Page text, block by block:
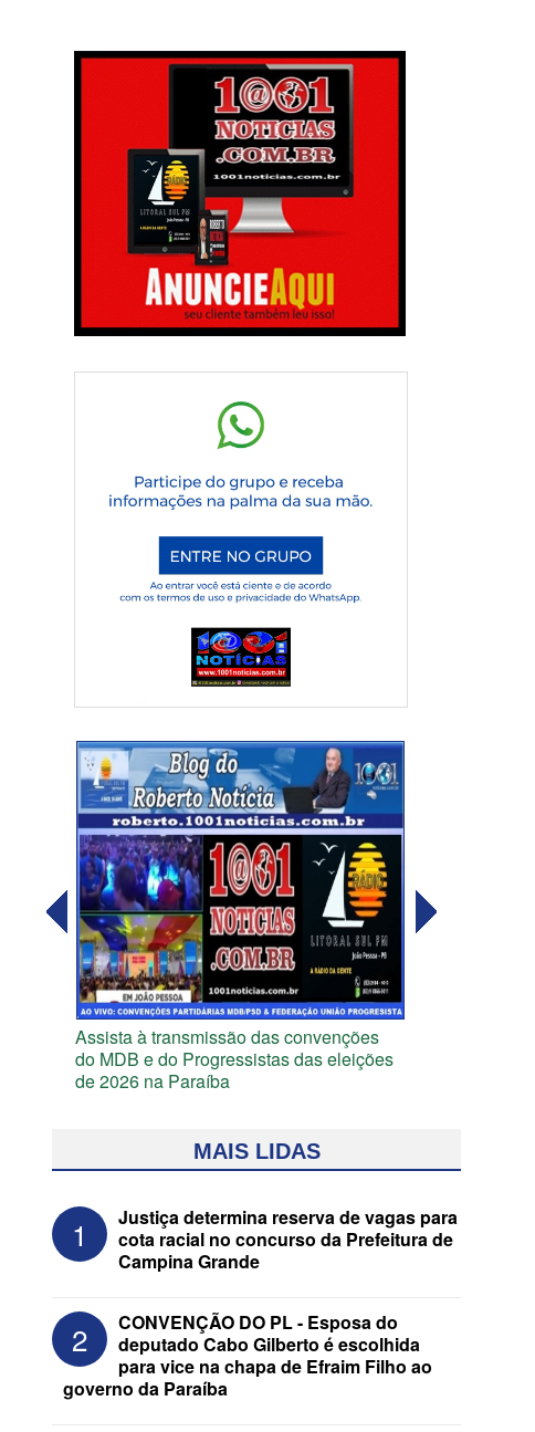
Assista à transmissão das convenções
do MDB e do Progressistas das eleições
de 2026 na Paraíba
Federação Brasil da Esperança decide
MAIS LIDAS
1
Justiça determina reserva de vagas para
cota racial no concurso da Prefeitura de
Campina Grande
2
CONVENÇÃO DO PL - Esposa do
deputado Cabo Gilberto é escolhida
para vice na chapa de Efraim Filho ao
governo da Paraíba